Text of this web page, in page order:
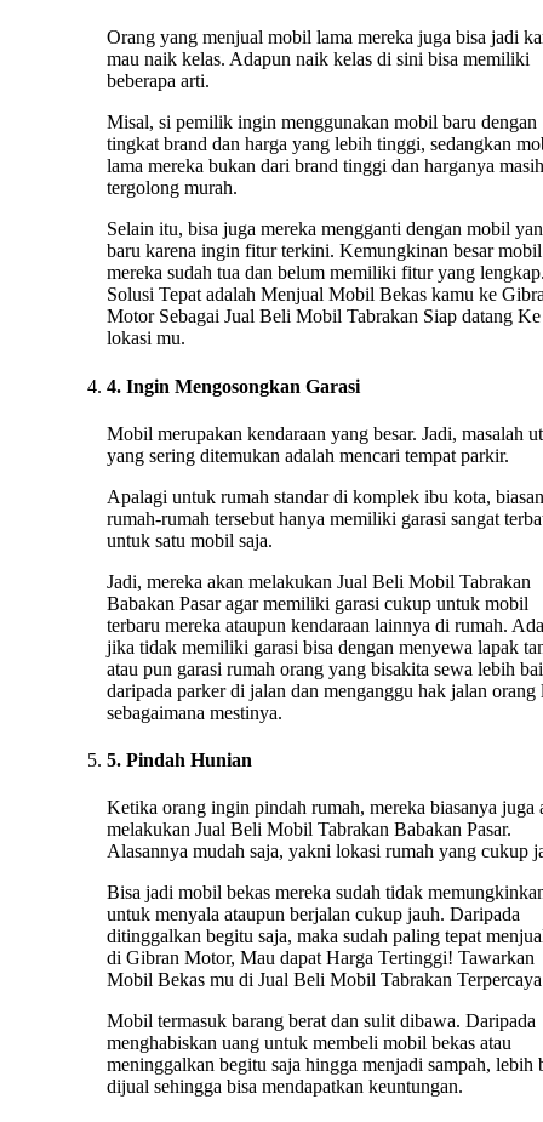
Orang yang menjual mobil lama mereka juga bisa jadi
mau naik kelas. Adapun naik kelas di sini bisa memiliki
beberapa arti.
Misal, si pemilik ingin menggunakan mobil baru dengan
tingkat brand dan harga yang lebih tinggi, sedangkan
lama mereka bukan dari brand tinggi dan harganya masih
tergolong murah.
Selain itu, bisa juga mereka mengganti dengan mobil
baru karena ingin fitur terkini. Kemungkinan besar mobil
mereka sudah tua dan belum memiliki fitur yang
Solusi Tepat adalah Menjual Mobil Bekas kamu ke
Motor Sebagai Jual Beli Mobil Tabrakan Siap datang Ke
lokasi mu.
4. Ingin Mengosongkan Garasi
Mobil merupakan kendaraan yang besar. Jadi, masalah
yang sering ditemukan adalah mencari tempat parkir.
Apalagi untuk rumah standar di komplek ibu kota,
rumah-rumah tersebut hanya memiliki garasi sangat
untuk satu mobil saja.
Jadi, mereka akan melakukan Jual Beli Mobil Tabrakan
Babakan Pasar agar memiliki garasi cukup untuk mobil
terbaru mereka ataupun kendaraan lainnya di rumah.
jika tidak memiliki garasi bisa dengan menyewa lapak
atau pun garasi rumah orang yang bisakita sewa lebih
daripada parker di jalan dan menganggu hak jalan orang
sebagaimana mestinya.
5. Pindah Hunian
Ketika orang ingin pindah rumah, mereka biasanya juga
melakukan Jual Beli Mobil Tabrakan Babakan Pasar.
Alasannya mudah saja, yakni lokasi rumah yang cukup
Bisa jadi mobil bekas mereka sudah tidak
untuk menyala ataupun berjalan cukup jauh. Daripada
ditinggalkan begitu saja, maka sudah paling tepat
di Gibran Motor, Mau dapat Harga Tertinggi! Tawarkan
Mobil Bekas mu di Jual Beli Mobil Tabrakan
Mobil termasuk barang berat dan sulit dibawa. Daripada
menghabiskan uang untuk membeli mobil bekas atau
meninggalkan begitu saja hingga menjadi sampah, lebih
dijual sehingga bisa mendapatkan keuntungan.